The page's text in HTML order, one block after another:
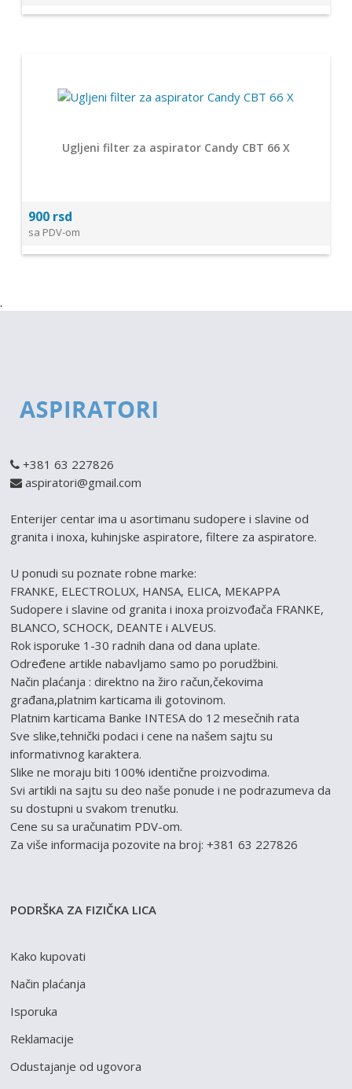
Ugljeni filter za aspirator Candy CBT 66 X
900 rsd
sa PDV-om
.
+381 63 227826
aspiratori@gmail.com
Enterijer centar ima u asortimanu sudopere i slavine od
granita i inoxa, kuhinjske aspiratore, filtere za aspiratore.
U ponudi su poznate robne marke:
FRANKE, ELECTROLUX, HANSA, ELICA, MEKAPPA
Sudopere i slavine od granita i inoxa proizvođača FRANKE,
BLANCO, SCHOCK, DEANTE i ALVEUS.
Rok isporuke 1-30 radnih dana od dana uplate.
Određene artikle nabavljamo samo po porudžbini.
Način plaćanja : direktno na žiro račun,čekovima
građana,platnim karticama ili gotovinom.
Platnim karticama Banke INTESA do 12 mesečnih rata
Sve slike,tehnički podaci i cene na našem sajtu su
informativnog karaktera.
Slike ne moraju biti 100% identične proizvodima.
Svi artikli na sajtu su deo naše ponude i ne podrazumeva da
su dostupni u svakom trenutku.
Cene su sa uračunatim PDV-om.
Za više informacija pozovite na broj: +381 63 227826
PODRŠKA ZA FIZIČKA LICA
Kako kupovati
Način plaćanja
Isporuka
Reklamacije
Odustajanje od ugovora